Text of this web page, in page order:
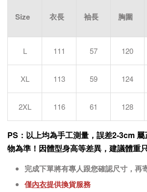
Size 衣長 袖長 胸圍
L 111 57 120
XL 113 59 124
2XL 116 61 128
PS：以上均為手工測量，誤差2-3cm
物為準！因體型身高等差異，建議體重
完成下單將有專人跟您確認尺寸，再
僅內衣提供換貨服務